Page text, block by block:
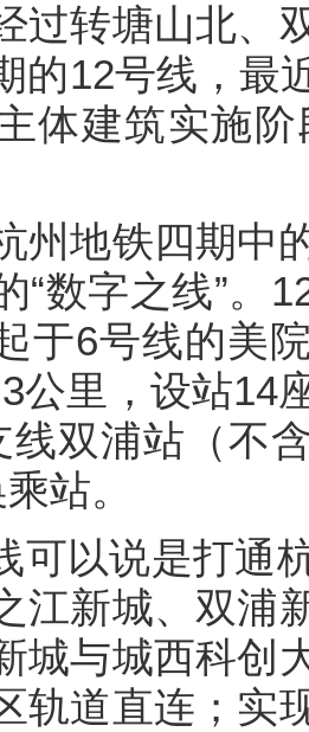
过转塘山北、
的12号线，最
体建筑实施
州地铁四期中
“数字之线”。
于6号线的美
公里，设站14
线双浦站（不
站。
可以说是打通
江新城、双浦
城与城西科创
轨道直连；实